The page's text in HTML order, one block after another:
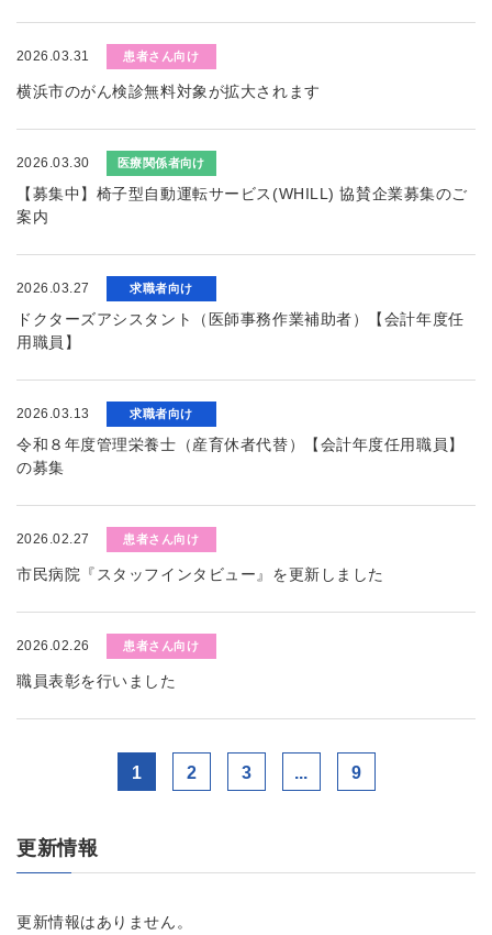
2026.03.31 患者さん向け
横浜市のがん検診無料対象が拡大されます
2026.03.30 医療関係者向け
【募集中】椅子型自動運転サービス(WHILL) 協賛企業募集のご
案内
2026.03.27 求職者向け
ドクターズアシスタント（医師事務作業補助者）【会計年度任
用職員】
2026.03.13 求職者向け
令和８年度管理栄養士（産育休者代替）【会計年度任用職員】
の募集
2026.02.27 患者さん向け
市民病院『スタッフインタビュー』を更新しました
2026.02.26 患者さん向け
職員表彰を行いました
1 2 3 ... 9
更新情報
更新情報はありません。